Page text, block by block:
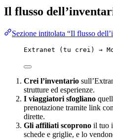
Il flusso
Sezione intitolata “Il flusso
Extranet (tu crei) →
Crei l’inventario
strutture ed esperienze.
I viaggiatori sfogliano
prenotazione tramite link
dirette.
Gli affiliati scoprono il tuo
schede e griglie, e lo